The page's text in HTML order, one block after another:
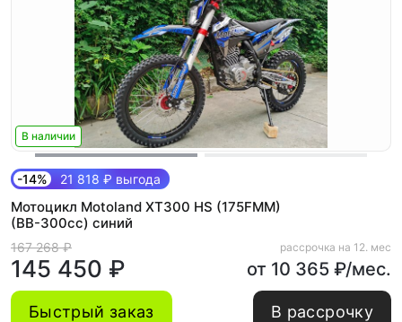
В наличии
-14% 21 818 ₽ выгода
Мотоцикл Motoland XT300 HS (175FMM)
(BB-300cc) синий
167 268 ₽
145 450 ₽
рассрочка на 12. мес
от 10 365 ₽/мес.
Быстрый заказ В рассрочку